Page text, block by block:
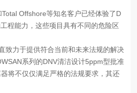
Offshore等知名客户已经体验了D
程能力，这些项目具有不同的危险区
致力于提供符合当前和未来法规的解决
系列的DNV清洁设计5ppm型批准
将不仅仅满足严格的法规要求，其还